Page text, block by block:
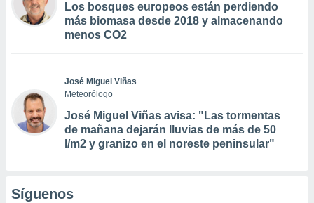
Los bosques europeos están perdiendo
más biomasa desde 2018 y almacenando
menos CO2
José Miguel Viñas
Meteorólogo
José Miguel Viñas avisa: "Las tormentas
de mañana dejarán lluvias de más de 50
l/m2 y granizo en el noreste peninsular"
Síguenos